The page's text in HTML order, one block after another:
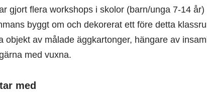
gjort flera workshops i skolor (barn/unga 7-14
byggt om och dekorerat ett före detta
objekt av målade äggkartonger, hängare av
med vuxna.
med